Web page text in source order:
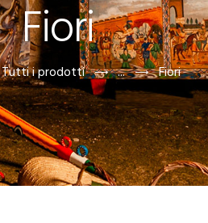
Fiori
Tutti i prodotti ... Fiori